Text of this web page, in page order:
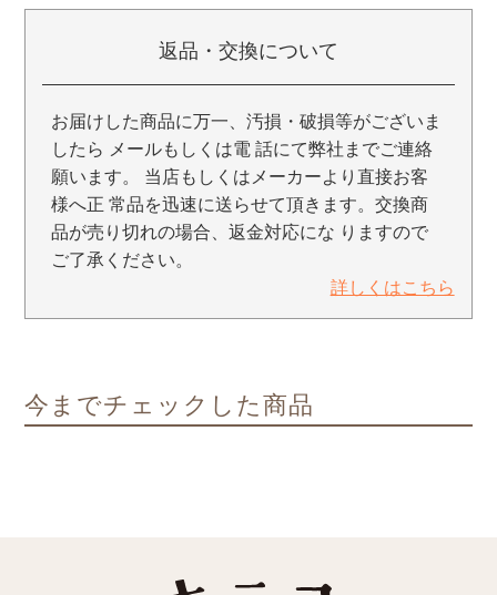
返品・交換について
お届けした商品に万一、汚損・破損等がございま
したら メールもしくは電 話にて弊社までご連絡
願います。 当店もしくはメーカーより直接お客
様へ正 常品を迅速に送らせて頂きます。交換商
品が売り切れの場合、返金対応にな りますので
ご了承ください。
詳しくはこちら
今までチェックした商品